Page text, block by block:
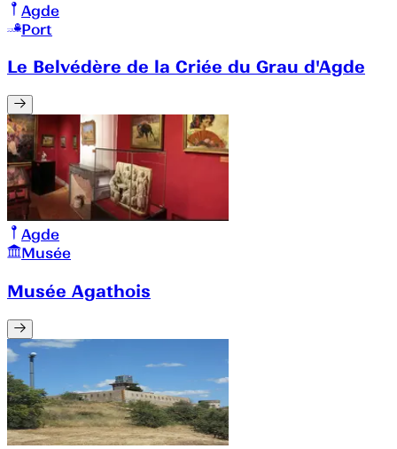
Agde
Port
Le Belvédère de la Criée du Grau d'Agde
Agde
Musée
Musée Agathois